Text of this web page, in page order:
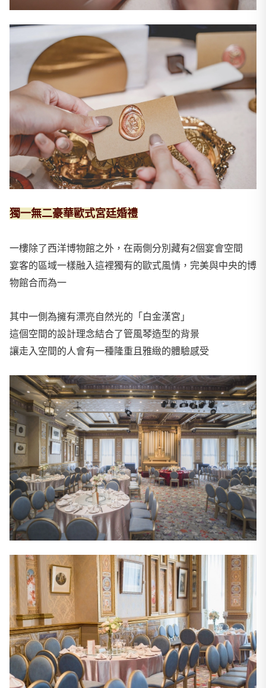
獨一無二豪華歐式宮廷婚禮
一樓除了西洋博物館之外，在兩側分別藏有2個宴會空間
宴客的區域一樣融入這裡獨有的歐式風情 ，完美與中央的博
物館合而為一
其中一側為擁有漂亮自然光的「白金漢宮」
這個空間的設計理念結合了管風琴造型的背景
讓走入空間的人會有一種隆重且雅緻的體驗感受